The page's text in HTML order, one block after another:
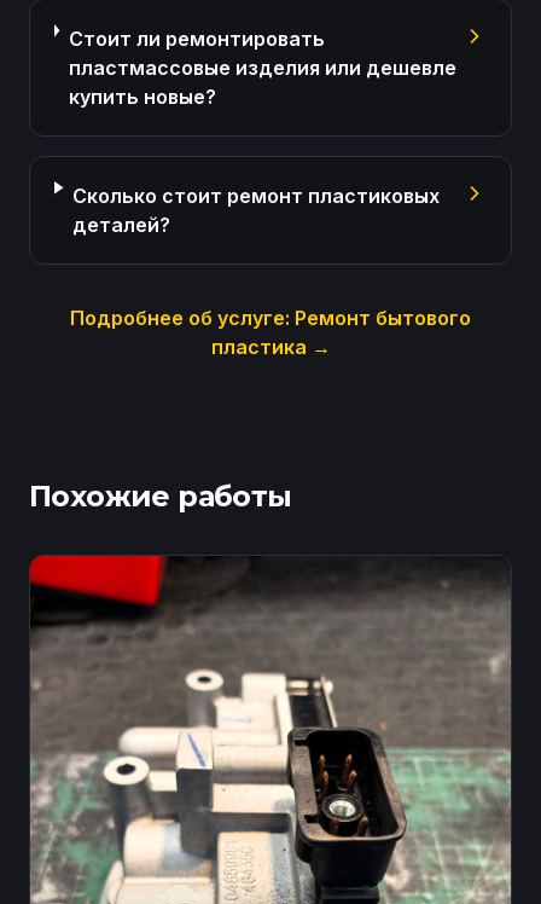
Стоит ли ремонтировать
пластмассовые изделия или дешевле
купить новые?
Сколько стоит ремонт пластиковых
деталей?
Подробнее об услуге: Ремонт бытового
пластика →
Похожие работы